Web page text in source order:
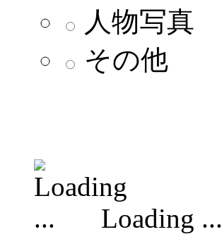
人物写真
その他
Loading ...